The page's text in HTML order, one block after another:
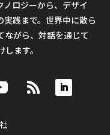
ノロジーから、デザイ
実践まで。世界中に散ら
ながら、対話を通じて
ます。